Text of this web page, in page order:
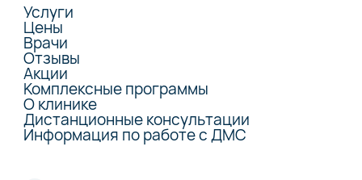
Услуги
Цены
Врачи
Отзывы
Акции
Комплексные программы
О клинике
Дистанционные консультации
Информация по работе с ДМС